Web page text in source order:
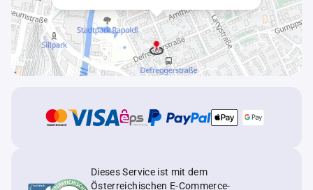
Dieses Service ist mit dem
Österreichischen E-Commerce-